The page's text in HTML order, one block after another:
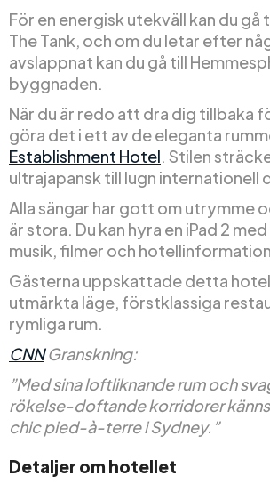
För en energisk utekväll kan du
The Tank, och om du letar efter
avslappnat kan du gå till
byggnaden.
När du är redo att dra dig tillbaka
göra det i ett av de eleganta
Establishment Hotel. Stilen
ultrajapansk till lugn internationell
Alla sängar har gott om utrymme
är stora. Du kan hyra en iPad 2
musik, filmer och
Gästerna uppskattade detta
utmärkta läge, förstklassiga
rymliga rum.
CNNGranskning:
”Med sina loftliknande rum och
rökelse-doftande korridorer
chic pied-à-terre i Sydney.”
Detaljer om hotellet